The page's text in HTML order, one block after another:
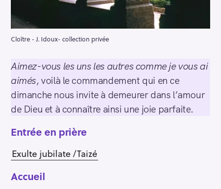
Cloître - J. Idoux- collection privée
Aimez-vous les uns les autres comme je vous ai
aimés, voilà le commandement qui en ce
dimanche nous invite à demeurer dans l’amour
de Dieu et à connaître ainsi une joie parfaite.
Entrée en prière
Exulte jubilate /Taizé
Accueil